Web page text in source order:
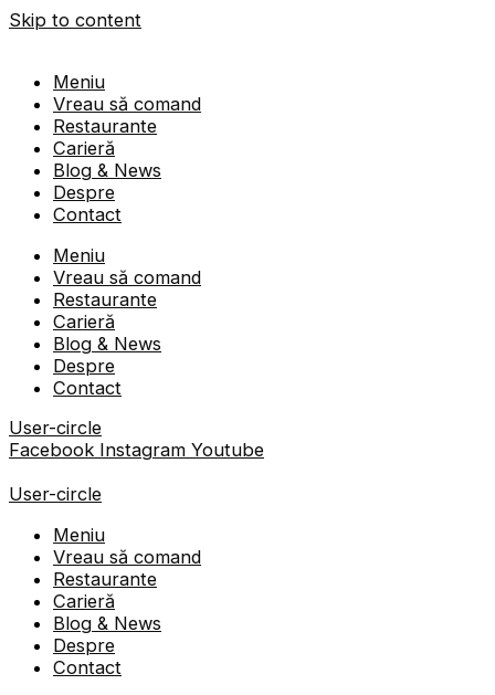
Skip to content
Meniu
Vreau să comand
Restaurante
Carieră
Blog & News
Despre
Contact
Meniu
Vreau să comand
Restaurante
Carieră
Blog & News
Despre
Contact
User-circle
Facebook Instagram Youtube
User-circle
Meniu
Vreau să comand
Restaurante
Carieră
Blog & News
Despre
Contact